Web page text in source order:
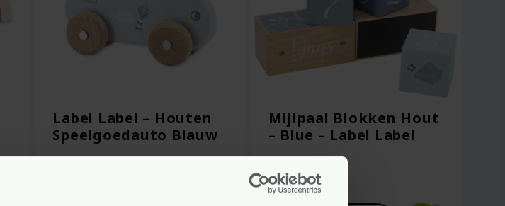
Label Label – Houten
Speelgoedauto Blauw
Mijlpaal Blokken Hout
– Blue – Label Label
Voor22.99